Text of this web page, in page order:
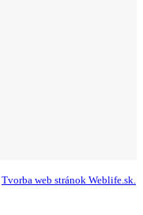
Tvorba web stránok Weblife.sk.